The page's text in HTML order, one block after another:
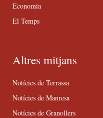
Economia
El Temps
Altres mitjans
Notícies de Terrassa
Notícies de Manresa
Notícies de Granollers